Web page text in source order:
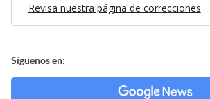
Revisa nuestra página de correcciones
Síguenos en: